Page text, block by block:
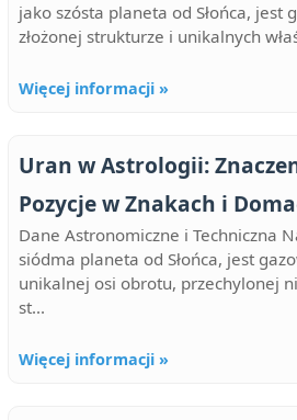
jako szósta planeta od Słońca, jest
złożonej strukturze i unikalnych
Więcej informacji »
Uran w Astrologii:
Pozycje w Znakach i
Dane Astronomiczne i Techniczna
siódma planeta od Słońca, jest
unikalnej osi obrotu, przechylonej
st...
Więcej informacji »